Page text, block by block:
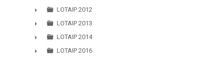
►
►
LOTAIP 2012
►
LOTAIP 2013
►
LOTAIP 2014
LOTAIP 2016